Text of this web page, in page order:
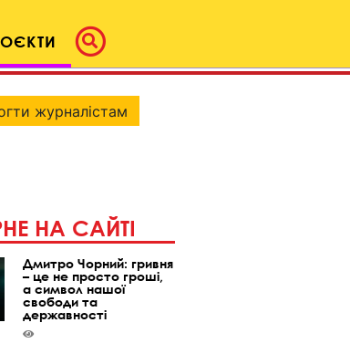
журналістам
НА САЙТІ
Дмитро Чорний: гривня
– це не просто гроші,
а символ нашої
свободи та
державності